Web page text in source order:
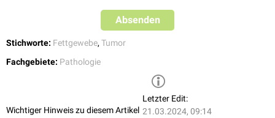
Absenden
Stichworte: Fettgewebe, Tumor
Fachgebiete: Pathologie
Wichtiger Hinweis zu diesem Artikel
Letzter Edit:
21.03.2024, 09:14